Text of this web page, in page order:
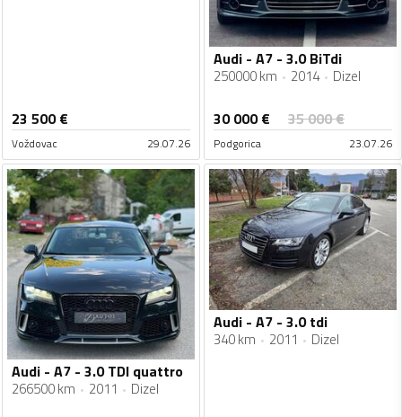
23 500€
Voždovac 29.07.26
Audi - A7 - 3.0 BiTdi
250000 km 2014 Dizel
30 000€ 35 000€
Podgorica 23.07.26
Audi - A7 - 3.0 TDI quattro
266500 km 2011 Dizel
Audi - A7 - 3.0 tdi
340 km 2011 Dizel